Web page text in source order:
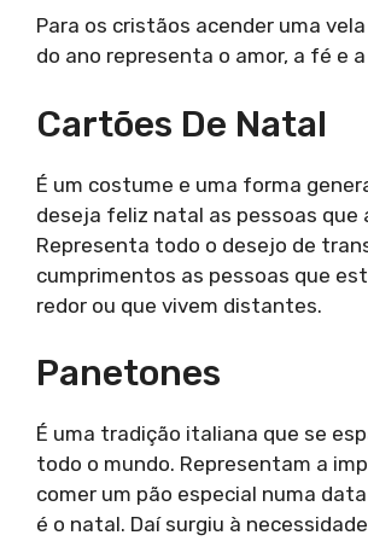
Para os cristãos acender uma
do ano representa o amor, a fé e
Cartões De Natal
É um costume e uma forma
deseja feliz natal as pessoas que
Representa todo o desejo de
cumprimentos as pessoas que
redor ou que vivem distantes.
Panetones
É uma tradição italiana que se
todo o mundo. Representam a
comer um pão especial numa
é o natal. Daí surgiu à